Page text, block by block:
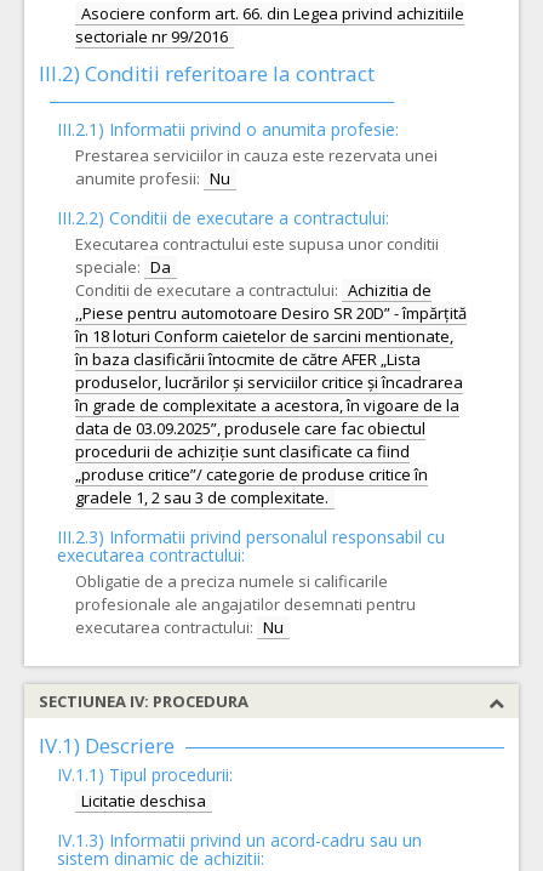
Asociere conform art. 66. din Legea privind achizitiile
sectoriale nr 99/2016
III.2) Conditii referitoare la contract
III.2.1) Informatii privind o anumita profesie:
Prestarea serviciilor in cauza este rezervata unei
anumite profesii: Nu
III.2.2) Conditii de executare a contractului:
Executarea contractului este supusa unor conditii
speciale: Da
Conditii de executare a contractului: Achizitia de
,,Piese pentru automotoare Desiro SR 20D” - împărțită
în 18 loturi Conform caietelor de sarcini mentionate,
în baza clasificării întocmite de către AFER „Lista
produselor, lucrărilor și serviciilor critice și încadrarea
în grade de complexitate a acestora, în vigoare de la
data de 03.09.2025”, produsele care fac obiectul
procedurii de achiziție sunt clasificate ca fiind
„produse critice”/ categorie de produse critice în
gradele 1, 2 sau 3 de complexitate.
III.2.3) Informatii privind personalul responsabil cu
executarea contractului:
Obligatie de a preciza numele si calificarile
profesionale ale angajatilor desemnati pentru
executarea contractului: Nu
SECTIUNEA IV: PROCEDURA
IV.1) Descriere
IV.1.1) Tipul procedurii:
Licitatie deschisa
IV.1.3) Informatii privind un acord-cadru sau un
sistem dinamic de achizitii: